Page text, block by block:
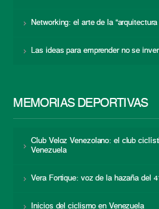
Networking: el arte de la
Las ideas para emprender no se
MEMORIAS DEPORTIVAS
Club Veloz Venezolano: el club
Venezuela
Vera Fortique: voz de la hazaña del
Inicios del ciclismo en Venezuela